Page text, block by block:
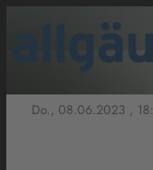
Do., 08.06.2023 ,